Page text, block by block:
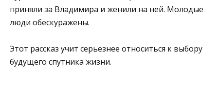
приняли за Владимира и женили на ней. Молодые
люди обескуражены.
Этот рассказ учит серьезнее относиться к выбору
будущего спутника жизни.